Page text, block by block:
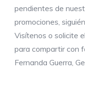
pendientes de
promociones,
Visítenos o solicite
para compartir con
Fernanda Guerra,